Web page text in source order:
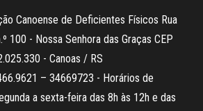
Canoense de Deficientes Físicos Rua
100 - Nossa Senhora das Graças CEP
- Canoas / RS
– 34669723 - Horários de
a sexta-feira das 8h às 12h e das